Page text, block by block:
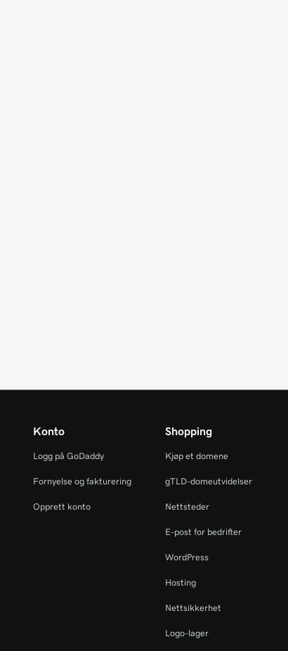
Konto
Logg på GoDaddy
Fornyelse og fakturering
Opprett konto
Shopping
Kjøp et domene
gTLD-domeutvidelser
Nettsteder
E-post for bedrifter
WordPress
Hosting
Nettsikkerhet
Logo-lager